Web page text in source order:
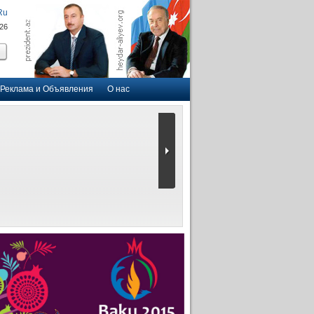
Реклама и Объявления О нас